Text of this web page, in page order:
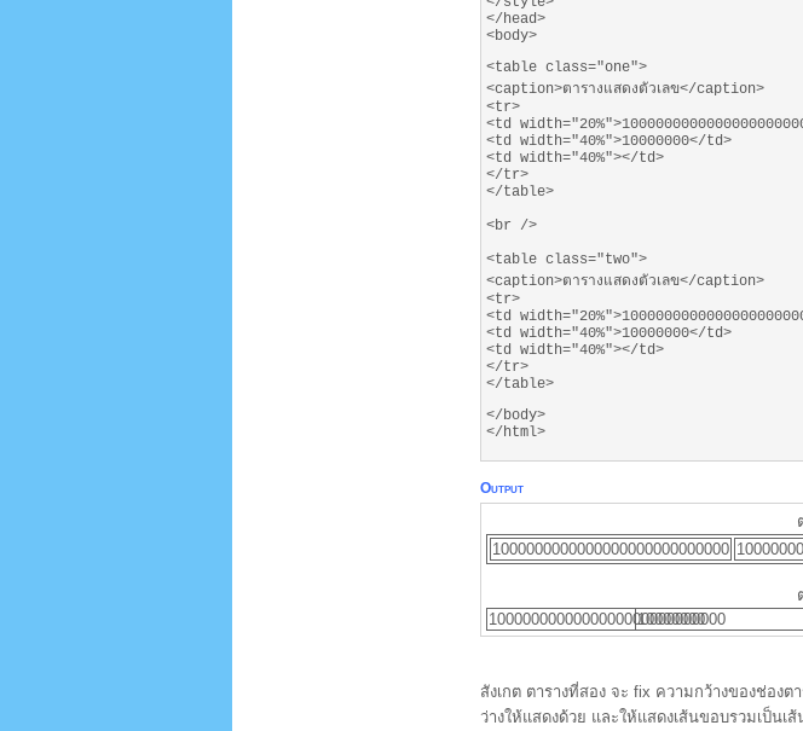
</head>
<body>
<table class="one">
<caption>ตารางแสดงตัวเลข</caption>
<tr>
<td
<td width="40%">10000000</td>
<td width="40%"></td>
</tr>
</table>
<br />
<table class="two">
<caption>ตารางแสดงตัวเลข</caption>
<tr>
<td
<td width="40%">10000000</td>
<td width="40%"></td>
</tr>
</table>
</body>
</html>
Output
1000000000000000000000000000 10000000
1000000000000000000000000000
10000000
สังเกต ตารางที่สอง จะ fix ความกว้างของช่อง
ว่างให้แสดงด้วย และให้แสดงเส้นขอบรวมเป็นเส้